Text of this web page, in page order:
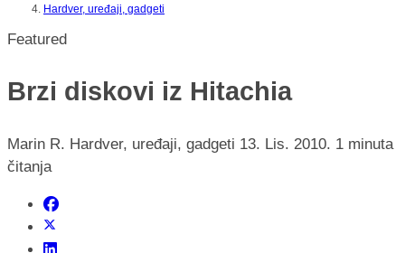
Hardver, uređaji, gadgeti
Featured
Brzi diskovi iz Hitachia
Marin R. Hardver, uređaji, gadgeti 13. Lis. 2010. 1 minuta
čitanja